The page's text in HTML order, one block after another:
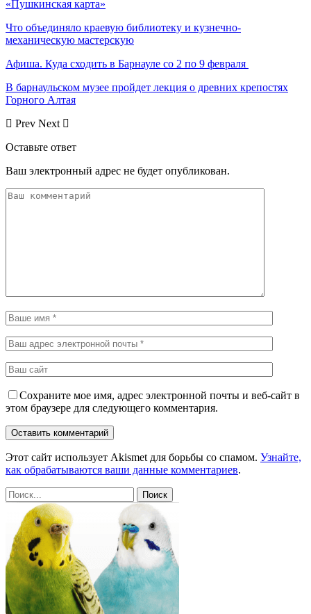
«Пушкинская карта»
Что объединяло краевую библиотеку и кузнечно-
механическую мастерскую
Афиша. Куда сходить в Барнауле со 2 по 9 февраля
В барнаульском музее пройдет лекция о древних крепостях
Горного Алтая
Prev Next
Оставьте ответ
Ваш электронный адрес не будет опубликован.
Сохраните мое имя, адрес электронной почты и веб-сайт в
этом браузере для следующего комментария.
Этот сайт использует Akismet для борьбы со спамом. Узнайте,
как обрабатываются ваши данные комментариев.